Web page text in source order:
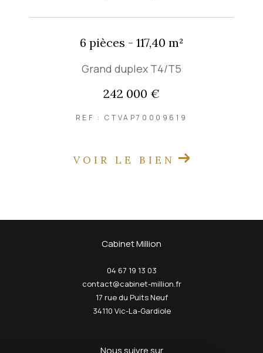
6 pièces - 117,40 m²
Grand duplex T4/T5
242 000 €
REF : CTVAP70009619
VOIR LE BIEN
Cabinet Million
04 67 19 13 03
contact@cabinet-million.fr
17 rue du Puits Neuf
34110
Vic-La-Gardiole
nous suivre sur